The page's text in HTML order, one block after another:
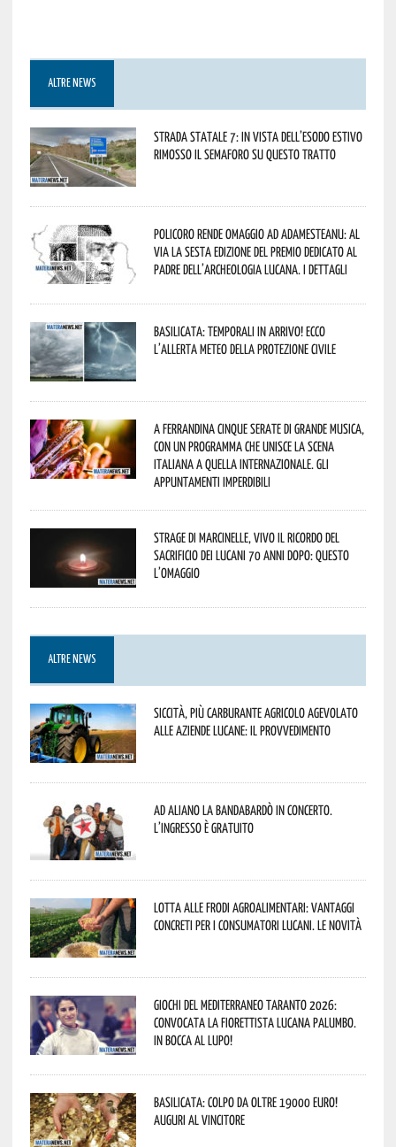
ALTRE NEWS
Strada statale 7: in vista dell’esodo estivo
rimosso il semaforo su questo tratto
Policoro rende omaggio ad Adamesteanu: al
via la sesta edizione del Premio dedicato al
padre dell’archeologia lucana. I dettagli
Basilicata: temporali in arrivo! Ecco
l’allerta meteo della Protezione civile
A Ferrandina cinque serate di grande musica,
con un programma che unisce la scena
italiana a quella internazionale. Gli
appuntamenti imperdibili
Strage di Marcinelle, vivo il ricordo del
sacrificio dei lucani 70 anni dopo: questo
l’omaggio
ALTRE NEWS
Siccità, più carburante agricolo agevolato
alle aziende lucane: il provvedimento
Ad Aliano la Bandabardò in concerto.
L’ingresso è gratuito
Lotta alle frodi agroalimentari: vantaggi
concreti per i consumatori lucani. Le novità
Giochi del Mediterraneo Taranto 2026:
convocata la fiorettista lucana Palumbo.
In bocca al lupo!
Basilicata: colpo da oltre 19000 Euro!
Auguri al vincitore